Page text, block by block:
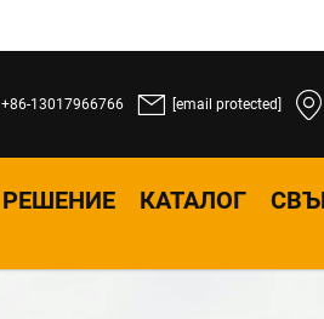
+86-13017966766 [email protected]
РЕШЕНИЕ КАТАЛОГ